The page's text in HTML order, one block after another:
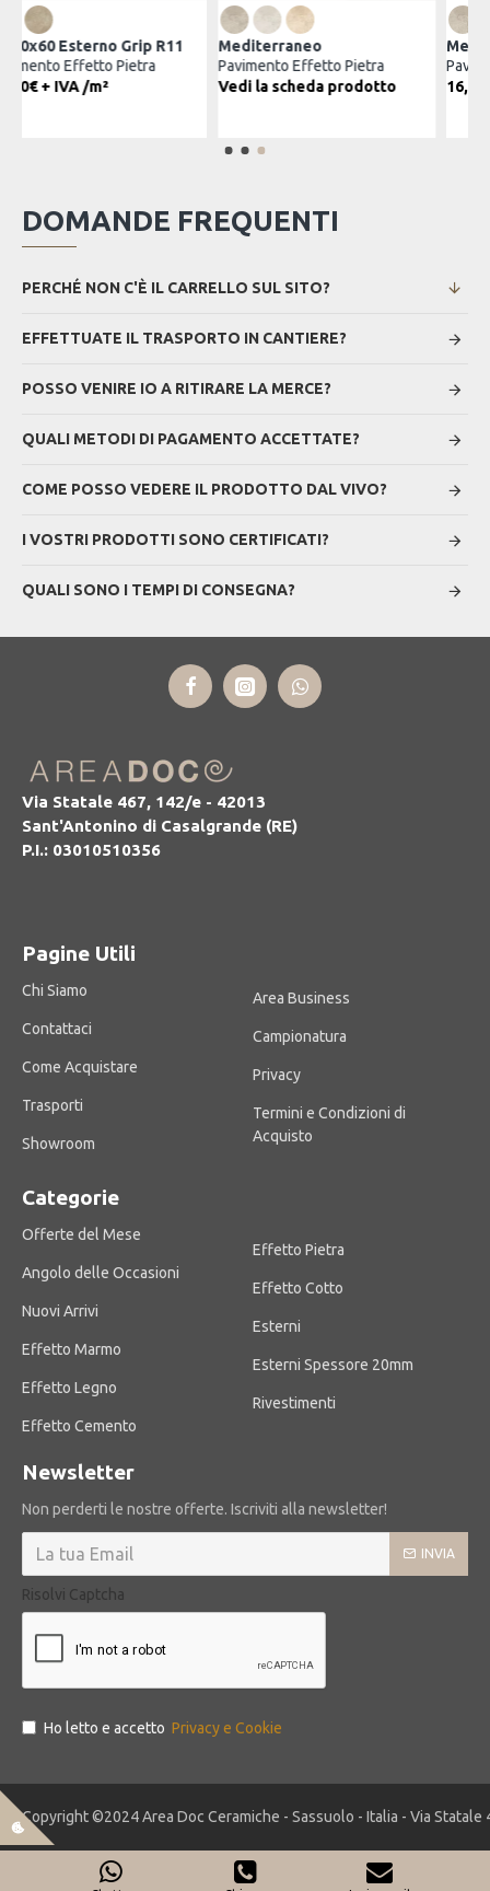
Mediterraneo
Pavimento Effetto Pietra
16,00€ + IVA
Pavimento Effetto Pietra
Vedi la scheda
DOMANDE FREQUENTI
PERCHÉ NON C'È IL CARRELLO SUL SITO?
EFFETTUATE IL TRASPORTO IN CANTIERE?
POSSO VENIRE IO A RITIRARE LA MERCE?
QUALI METODI DI PAGAMENTO ACCETTATE?
COME POSSO VEDERE IL PRODOTTO DAL VIVO?
I VOSTRI PRODOTTI SONO CERTIFICATI?
QUALI SONO I TEMPI DI CONSEGNA?
Via Statale 467, 142/e - 42013
Sant'Antonino di Casalgrande (RE)
P.I.: 03010510356
Pagine Utili
Chi Siamo
Contattaci
Come Acquistare
Trasporti
Showroom
Area Business
Campionatura
Privacy
Termini e Condizioni di
Acquisto
Categorie
Offerte del Mese
Angolo delle Occasioni
Nuovi Arrivi
Effetto Marmo
Effetto Legno
Effetto Cemento
Effetto Pietra
Effetto Cotto
Esterni
Esterni Spessore 20mm
Rivestimenti
Newsletter
Non perderti le nostre offerte. Iscriviti alla newsletter!
INVIA
Risolvi Captcha
Ho letto e accetto Privacy e Cookie
Copyright ©2024 Area Doc Ceramiche - Sassuolo - Italia - Via